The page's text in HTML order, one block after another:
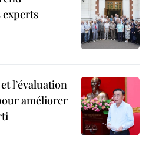
experts
l’évaluation
améliorer